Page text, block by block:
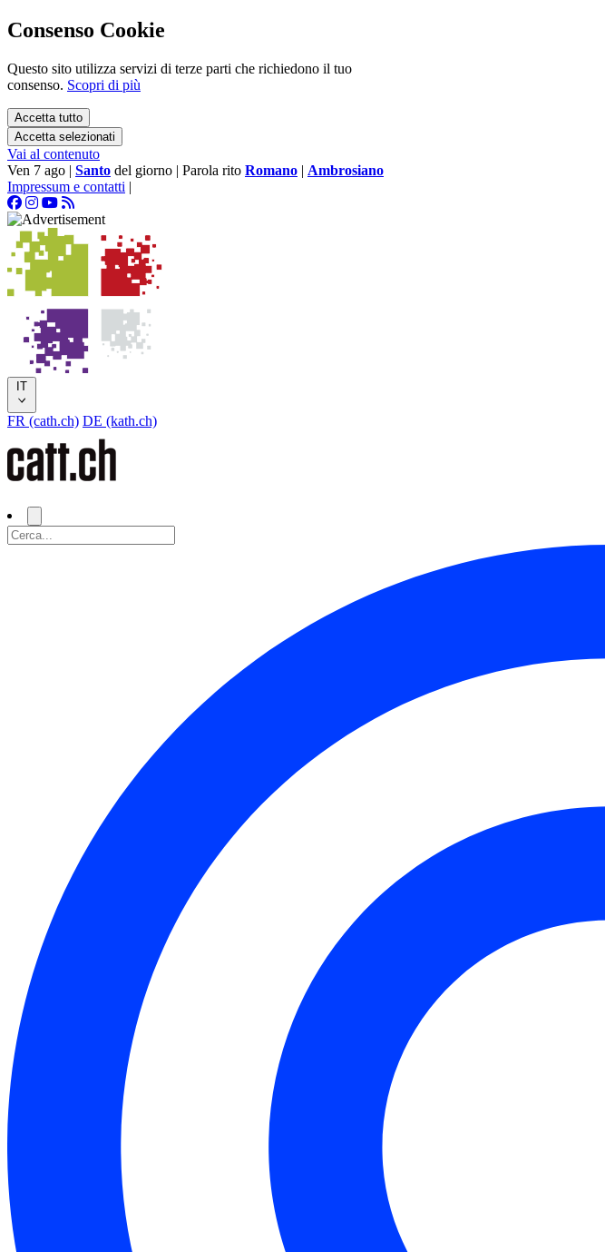
Consenso Cookie
Questo sito utilizza servizi di terze parti che richiedono il tuo
consenso. Scopri di più
Accetta tutto
Accetta selezionati
Vai al contenuto
Ven 7 ago | Santo del giorno | Parola rito Romano | Ambrosiano
Impressum e contatti |
IT
FR (cath.ch) DE (kath.ch)